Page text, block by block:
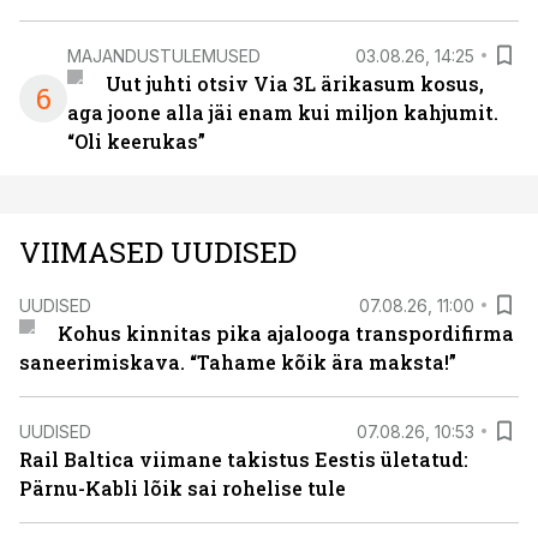
6
MAJANDUSTULEMUSED 03.08.26, 14:25
Uut juhti otsiv Via 3L ärikasum kosus,
aga joone alla jäi enam kui miljon kahjumit.
“Oli keerukas”
VIIMASED UUDISED
UUDISED 07.08.26, 11:00
Kohus kinnitas pika ajalooga transpordifirma
saneerimiskava. “Tahame kõik ära maksta!”
UUDISED 07.08.26, 10:53
Rail Baltica viimane takistus Eestis ületatud:
Pärnu-Kabli lõik sai rohelise tule